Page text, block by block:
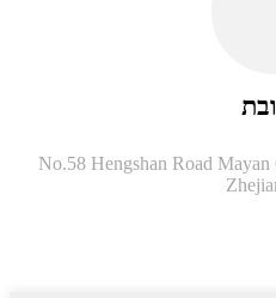
No.58 Hengshan Road